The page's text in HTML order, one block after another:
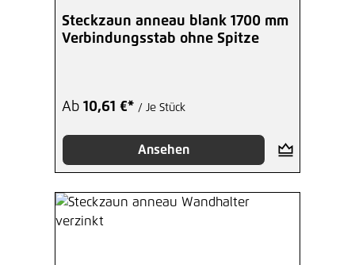
Steckzaun anneau blank 1700 mm
Verbindungsstab ohne Spitze
Ab 10,61 €* / Je Stück
Ansehen